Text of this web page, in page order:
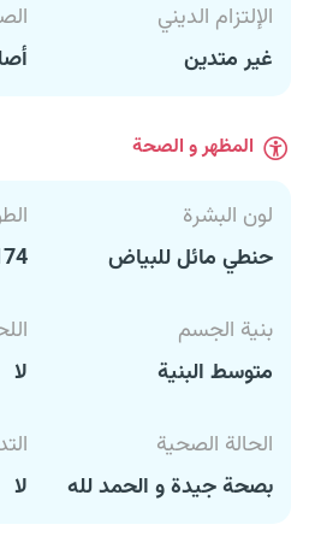
الإلتزام الديني
غير متدين
المظهر و الصحة
لون البشرة
حنطي مائل للبياض
174 سم ,
بنية الجسم
متوسط البنية
لا
الحالة الصحية
بصحة جيدة و الحمد لله
لا